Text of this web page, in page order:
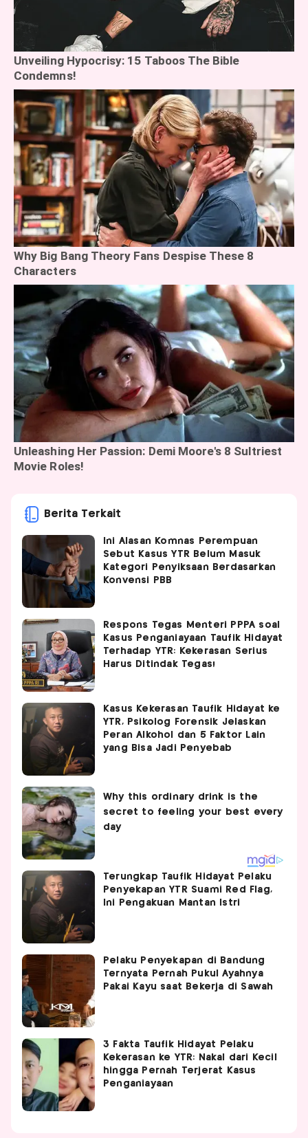
Berita Terkait
Ini Alasan Komnas Perempuan
Sebut Kasus YTR Belum Masuk
Kategori Penyiksaan Berdasarkan
Konvensi PBB
Respons Tegas Menteri PPPA soal
Kasus Penganiayaan Taufik Hidayat
Terhadap YTR: Kekerasan Serius
Harus Ditindak Tegas!
Kasus Kekerasan Taufik Hidayat ke
YTR, Psikolog Forensik Jelaskan
Peran Alkohol dan 5 Faktor Lain
yang Bisa Jadi Penyebab
Terungkap Taufik Hidayat Pelaku
Penyekapan YTR Suami Red Flag,
Ini Pengakuan Mantan Istri
Pelaku Penyekapan di Bandung
Ternyata Pernah Pukul Ayahnya
Pakai Kayu saat Bekerja di Sawah
3 Fakta Taufik Hidayat Pelaku
Kekerasan ke YTR: Nakal dari Kecil
hingga Pernah Terjerat Kasus
Penganiayaan